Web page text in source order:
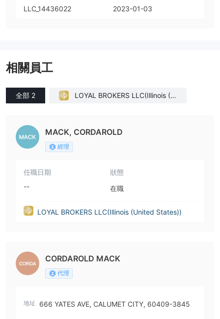
LLC_14436022
2023-01-03
相關員工
全部 2
LOYAL BROKERS LLC(Illinois (U
MACK, CORDAROLD
經理
任職日期
--
狀態
在職
LOYAL BROKERS LLC(Illinois (United States))
CORDAROLD MACK
代理
地址 666 YATES AVE, CALUMET CITY, 60409-3845